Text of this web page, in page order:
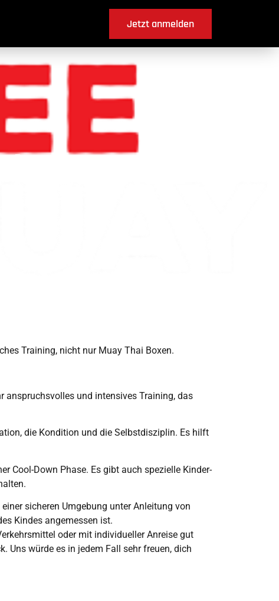
Jetzt anmelden
Gurmels ?
Training, nicht nur Muay Thai Boxen.
anspruchsvolles und intensives Training, das
die Kondition und die Selbstdisziplin. Es hilft
Cool-Down Phase. Es gibt auch spezielle Kinder-
sicheren Umgebung unter Anleitung von
Kindes angemessen ist.
oder mit individueller Anreise gut
Uns würde es in jedem Fall sehr freuen, dich